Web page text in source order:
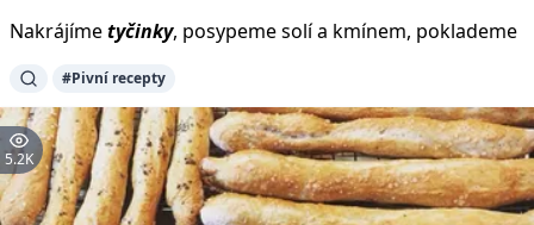
Nakrájímetyčinky, posypeme solí a kmínem, poklademe
#Pivní recepty
5.2K